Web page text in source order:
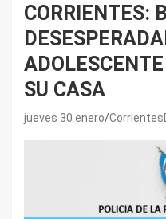
CORRIENTES:
SU CASA
jueves 30 enero